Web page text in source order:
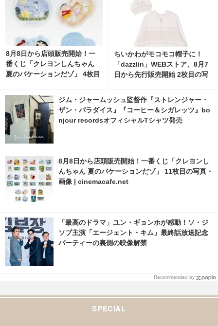
8月8日から店頭販売開始！一
番くじ「クレヨンしんちゃん
夏のバケーションだゾ」 4枚目
t
ちいかわがモコモコ帽子に！
「dazzlin」WEBストア、8月7
日から先行販売開始 2枚目の写
ジム・ジャームッシュ監督作『ストレンジャー・
ザン・パラダイス』『コーヒー＆シガレッツ』bo
njour recordsオフィシャルTシャツ発売
8月8日から店頭販売開始！一番くじ「クレヨンし
んちゃん 夏のバケーションだゾ」 11枚目の写真・
画像 | cinemacafe.net
「最高のドラマ」ユン・ギョンホが感動！ソ・ジ
ソブ主演「エージェント・キム」最終話放送記念
パーティーの裏側の映像解禁
Recommended by
SPECIAL